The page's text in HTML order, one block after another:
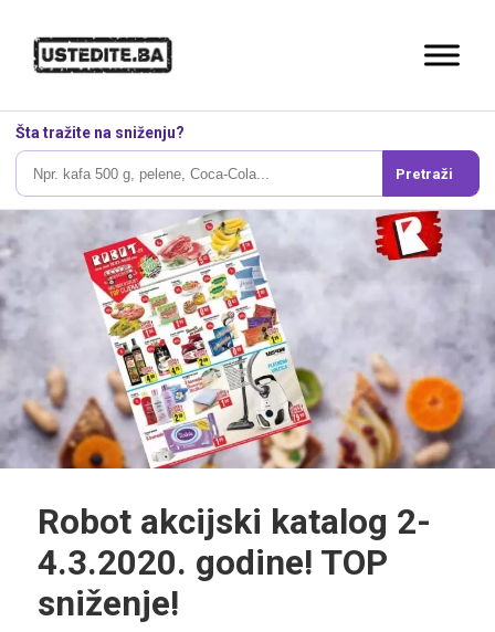
Šta tražite na sniženju?
Pretraži
Robot akcijski katalog 2-
4.3.2020. godine! TOP
sniženje!